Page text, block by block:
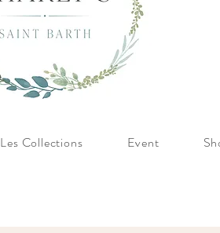
Les Collections Event